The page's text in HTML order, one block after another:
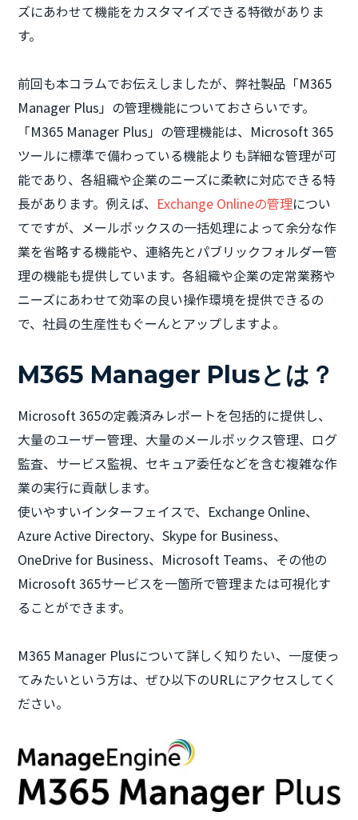
ズにあわせて機能をカスタマイズできる特徴がありま
す。
前回も本コラムでお伝えしましたが、弊社製品「M365
Manager Plus」の管理機能についておさらいです。
「M365 Manager Plus」の管理機能は、Microsoft 365
ツールに標準で備わっている機能よりも詳細な管理が可
能であり、各組織や企業のニーズに柔軟に対応できる特
長があります。例えば、 Exchange Onlineの管理につい
てですが、メールボックスの一括処理によって余分な作
業を省略する機能や、連絡先とパブリックフォルダー管
理の機能も提供しています。各組織や企業の定常業務や
ニーズにあわせて効率の良い操作環境を提供できるの
で、社員の生産性もぐーんとアップしますよ。
M365 Manager Plusとは？
Microsoft 365の定義済みレポートを包括的に提供し、
大量のユーザー管理、大量のメールボックス管理、ログ
監査、サービス監視、セキュア委任などを含む複雑な作
業の実行に貢献します。
使いやすいインターフェイスで、Exchange Online、
Azure Active Directory、Skype for Business、
OneDrive for Business、Microsoft Teams、その他の
Microsoft 365サービスを一箇所で管理または可視化す
ることができます。
M365 Manager Plusについて詳しく知りたい、一度使っ
てみたいという方は、ぜひ以下のURLにアクセスしてく
ださい。